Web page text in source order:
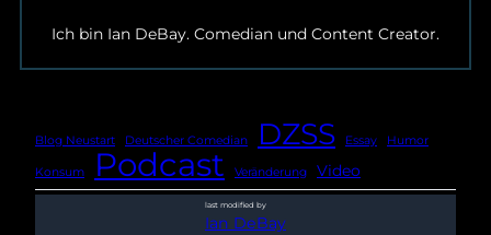
Ich bin Ian DeBay. Comedian und Content Creator.
Blog Neustart Deutscher Comedian DZSS Essay Humor
Konsum Podcast Veränderung Video
last modified by
Ian DeBay